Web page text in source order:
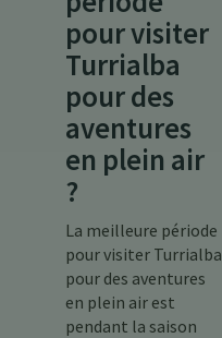
pour visiter
Turrialba
pour des
aventures
en plein air
?
La meilleure période
pour visiter Turrialba
pour des aventures
en plein air est
pendant la saison